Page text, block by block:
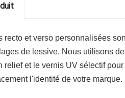
recto et verso personnalisées
de lessive. Nous utilisons
relief et le vernis UV sélectif
l'identité de votre marque.